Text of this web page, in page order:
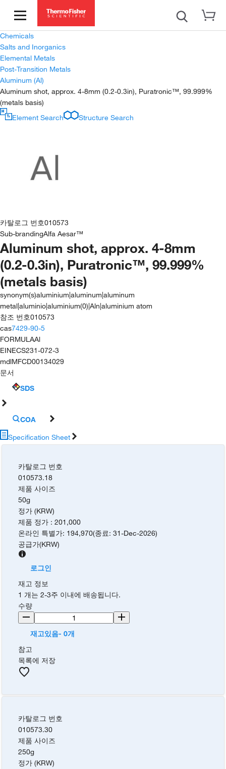
Chemicals
Salts and Inorganics
Elemental Metals
Post-Transition Metals
Aluminum (Al)
Aluminum shot, approx. 4-8mm (0.2-0.3in), Puratronic™, 99.999%
(metals basis)
Element Search
Structure Search
카탈로그 번호010573
Sub-brandingAlfa Aesar™
Aluminum shot, approx. 4-8mm
(0.2-0.3in), Puratronic™, 99.999%
(metals basis)
synonym(s)aluminium|aluminum|aluminum
metal|aluminio|aluminium(0)|Aln|aluminium atom
참조 번호010573
cas7429-90-5
FORMULAAl
EINECS231-072-3
mdlMFCD00134029
문서
SDS
COA
Specification Sheet
카탈로그 번호
010573.18
제품 사이즈
50g
정가 (KRW)
제품 정가 :201,000
온라인 특별가: 194,970(종료:31-Dec-2026)
공급가(KRW)
로그인
재고 정보
1 개는 2-3주 이내에 배송됩니다.
수량
재고있음- 0개
참고
목록에 저장
카탈로그 번호
010573.30
제품 사이즈
250g
정가 (KRW)